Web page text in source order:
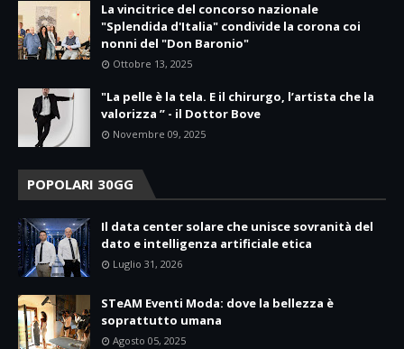
La vincitrice del concorso nazionale
"Splendida d'Italia" condivide la corona coi
nonni del "Don Baronio"
Ottobre 13, 2025
"La pelle è la tela. E il chirurgo, l’artista che la
valorizza ” - il Dottor Bove
Novembre 09, 2025
POPOLARI 30GG
Il data center solare che unisce sovranità del
dato e intelligenza artificiale etica
Luglio 31, 2026
STeAM Eventi Moda: dove la bellezza è
soprattutto umana
Agosto 05, 2025